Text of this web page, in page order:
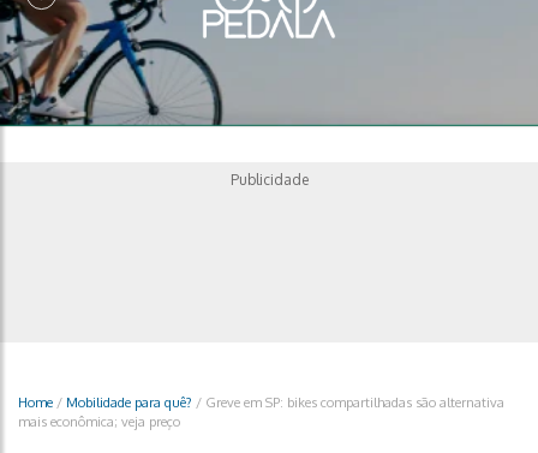
Publicidade
Home / Mobilidade para quê? / Greve em SP: bikes compartilhadas são alternativa
mais econômica; veja preço